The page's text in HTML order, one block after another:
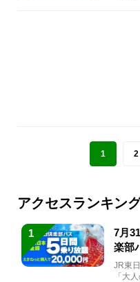
1 2
アクセスランキン
1
7月
楽部
JR東
「大